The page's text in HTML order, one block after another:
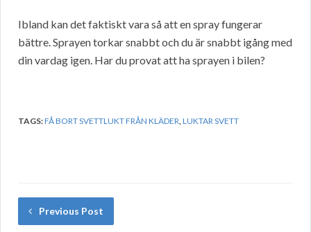
Ibland kan det faktiskt vara så att en spray fungerar
bättre. Sprayen torkar snabbt och du är snabbt igång med
din vardag igen. Har du provat att ha sprayen i bilen?
TAGS:FÅ BORT SVETTLUKT FRÅN KLÄDER,LUKTAR SVETT
Previous Post